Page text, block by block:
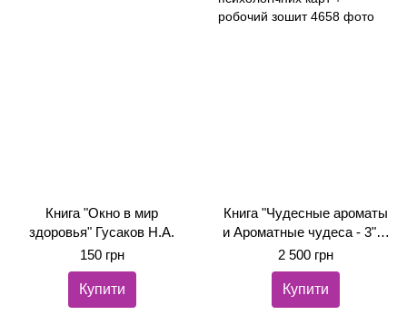
Книга "Окно в мир
здоровья" Гусаков Н.А.
150 грн
Купити
Книга "Чудесные ароматы
и Ароматные чудеса - 3" +
колода ефірних
психологічних карт +
робочий зошит
2 500 грн
Купити